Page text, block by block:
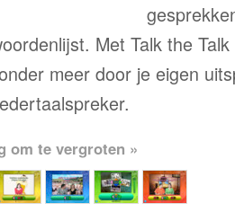
Met Talk the
meer door je eigen
om te vergroten »